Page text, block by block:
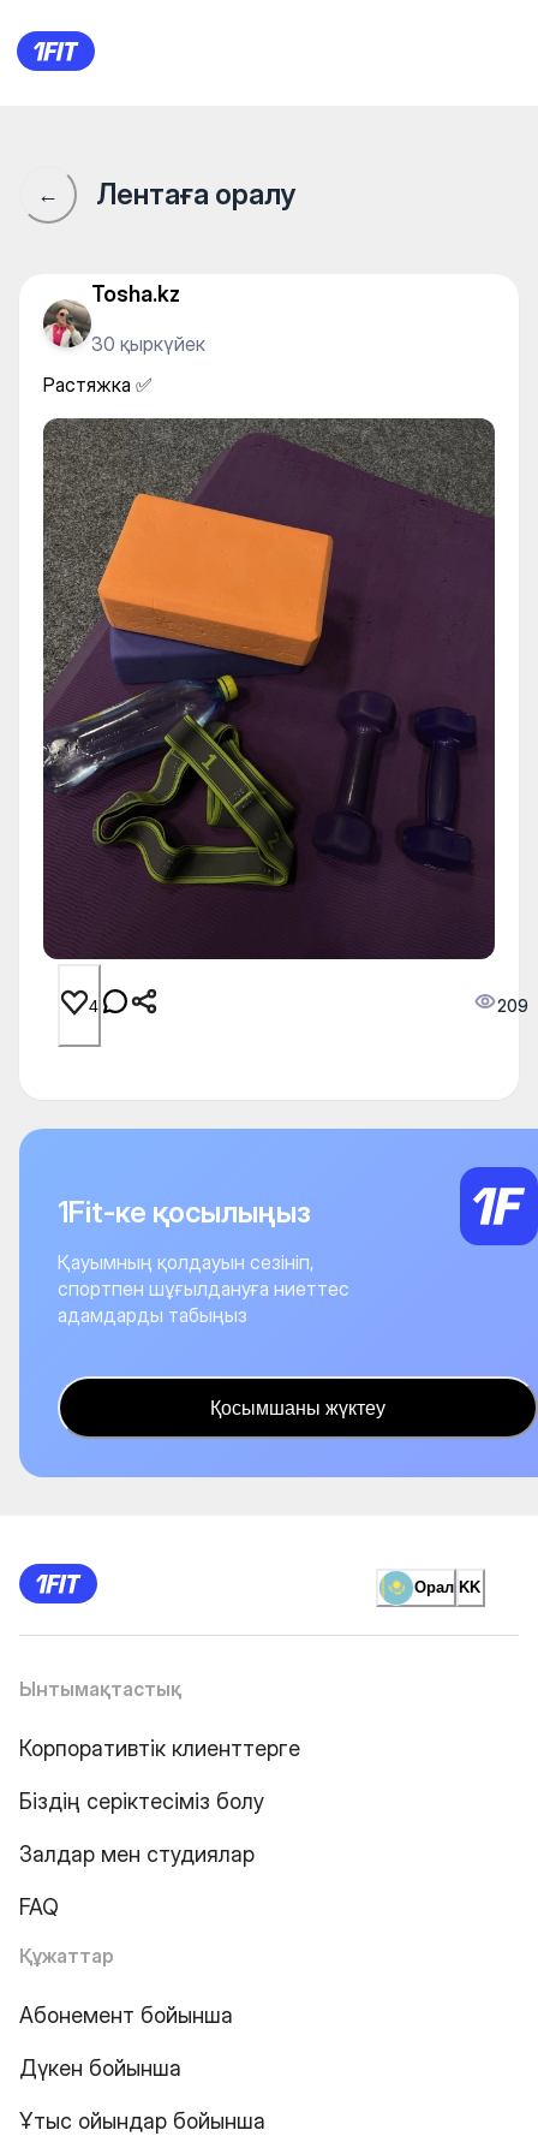
Растяжка ✅
← Лентаға оралу
Tosha.kz
30 қыркүйек
Растяжка ✅
4 209
1Fit-ке қосылыңыз
Қауымның қолдауын сезініп,
спортпен шұғылдануға ниеттес
адамдарды табыңыз
Қосымшаны жүктеу
Орал KK
Ынтымақтастық
Корпоративтік клиенттерге
Біздің серіктесіміз болу
Залдар мен студиялар
FAQ
Құжаттар
Абонемент бойынша
Дүкен бойынша
Ұтыс ойындар бойынша